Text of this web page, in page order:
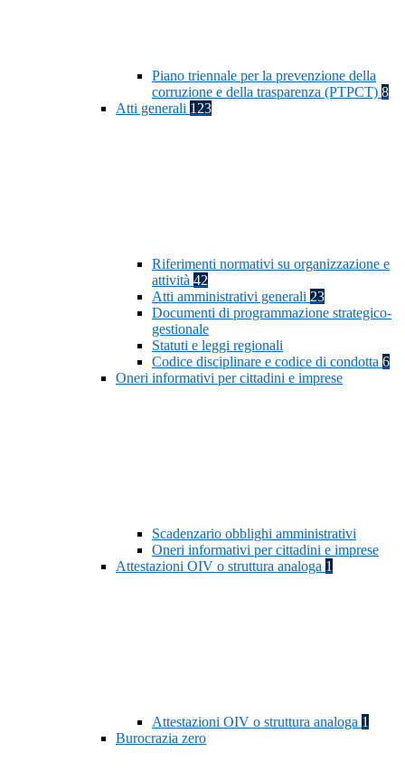
Piano triennale per la prevenzione della
corruzione e della trasparenza (PTPCT) 8
Atti generali 123
Riferimenti normativi su organizzazione e
attività 42
Atti amministrativi generali 23
Documenti di programmazione strategico-
gestionale
Statuti e leggi regionali
Codice disciplinare e codice di condotta 6
Oneri informativi per cittadini e imprese
Scadenzario obblighi amministrativi
Oneri informativi per cittadini e imprese
Attestazioni OIV o struttura analoga 1
Attestazioni OIV o struttura analoga 1
Burocrazia zero